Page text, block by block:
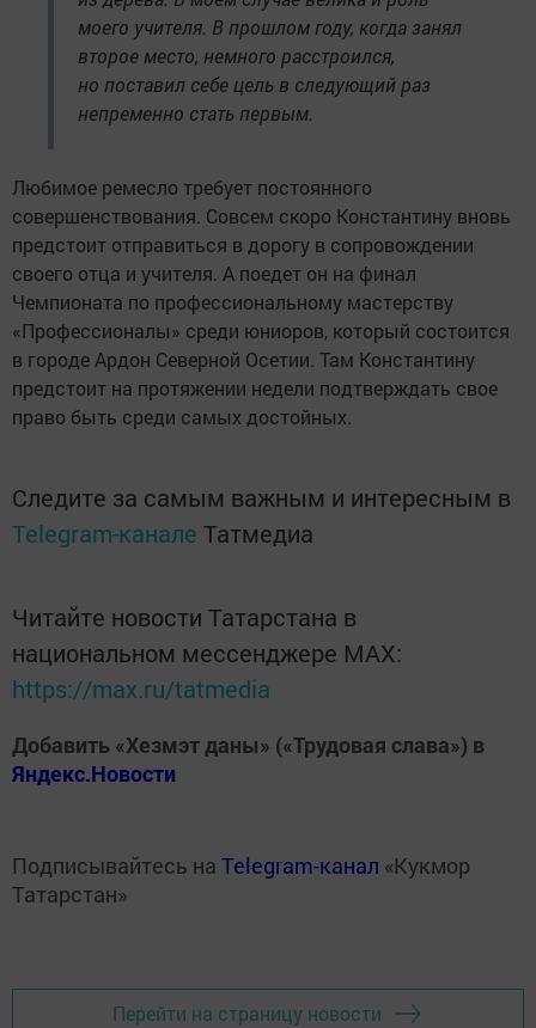
моего учителя. В прошлом году, когда занял
второе место, немного расстроился,
но поставил себе цель в следующий раз
непременно стать первым.
Любимое ремесло требует постоянного
совершенствования. Совсем скоро Константину вновь
предстоит отправиться в дорогу в сопровождении
своего отца и учителя. А поедет он на финал
Чемпионата по профессиональному мастерству
«Профессионалы» среди юниоров, который состоится
в городе Ардон Северной Осетии. Там Константину
предстоит на протяжении недели подтверждать свое
право быть среди самых достойных.
Следите за самым важным и интересным в
Telegram-канале Татмедиа
Читайте новости Татарстана в
национальном мессенджере MАХ:
https://max.ru/tatmedia
Добавить «Хезмэт даны» («Трудовая слава») в
Яндекс.Новости
Подписывайтесь на Telegram-канал «Кукмор
Татарстан»
Перейти на страницу новости